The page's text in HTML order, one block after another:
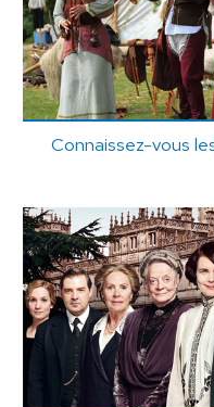
Connaissez-vous